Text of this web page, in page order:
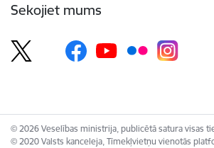
Sekojiet mums
© 2026 Veselības ministrija, publicētā satura visas
© 2020 Valsts kanceleja, Tīmekļvietņu vienotās